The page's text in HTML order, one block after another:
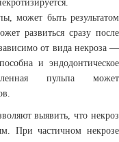
может быть результатом
развиться сразу после
от вида некроза —
и эндодонтическое
пульпа может
выявить, что некроз
При частичном некрозе